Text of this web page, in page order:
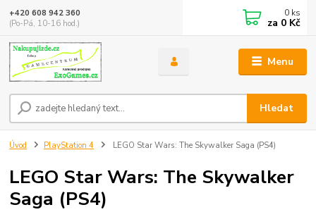
Menu
Hledat
+420 608 942 360
(Po-Pá, 10-16 hod.)
0 ks
za 0 Kč
Úvod PlayStation 4 LEGO Star Wars: The Skywalker Saga (PS4)
LEGO Star Wars: The Skywalker
Saga (PS4)